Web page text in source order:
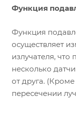
Функция
Функция
осуществляет
излучателя, что
несколько
от друга.
пересечении